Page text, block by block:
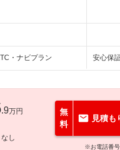
・ナビプラン 安心保
.9万円
なし
無
料
見積も
※お電話番号